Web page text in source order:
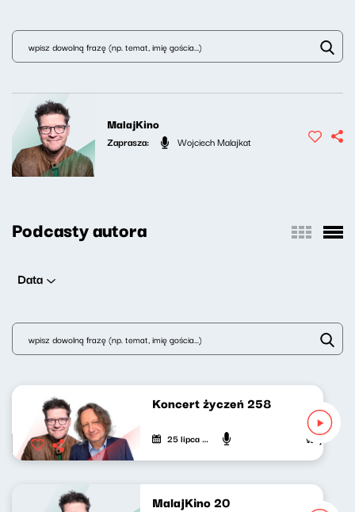
MalajKino
Zaprasza: Wojciech Malajkat
Podcasty autora
Data
Koncert życzeń 258
25 lipca 2026 Wojciech
MalajKino 20